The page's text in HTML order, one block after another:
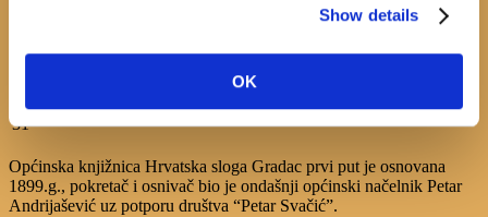
Show details
OK
10 11 12 13 14 15 16
31
Općinska knjižnica Hrvatska sloga Gradac prvi put je osnovana
1899.g., pokretač i osnivač bio je ondašnji općinski načelnik Petar
Andrijašević uz potporu društva “Petar Svačić”.